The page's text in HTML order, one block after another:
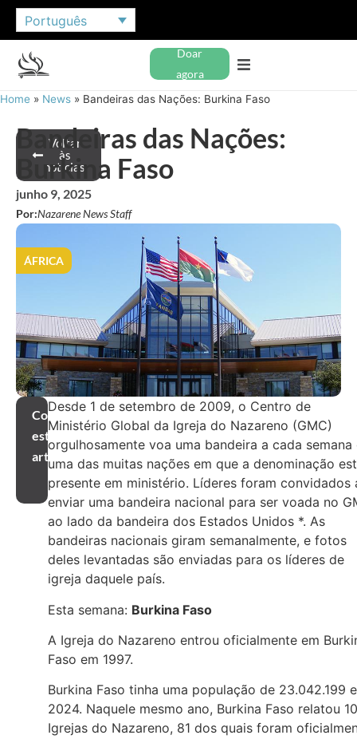
Português
Doar
agora
Home » News » Bandeiras das Nações: Burkina Faso
Voltar
às
notícias
Bandeiras das Nações:
Burkina Faso
junho 9, 2025
Por:Nazarene News Staff
ÁFRICA
Compartilhar
este
artigo
Desde 1 de setembro de 2009, o Centro de
Ministério Global da Igreja do Nazareno (GMC)
orgulhosamente voa uma bandeira a cada semana
uma das muitas nações em que a denominação
presente em ministério. Líderes foram convidados
enviar uma bandeira nacional para ser voada no
ao lado da bandeira dos Estados Unidos *. As
bandeiras nacionais giram semanalmente, e fotos
deles levantadas são enviadas para os líderes de
igreja daquele país.
Esta semana: Burkina Faso
A Igreja do Nazareno entrou oficialmente em
Faso em 1997.
Burkina Faso tinha uma população de 23.042.199
2024. Naquele mesmo ano, Burkina Faso relatou
Igrejas do Nazareno, 81 dos quais foram